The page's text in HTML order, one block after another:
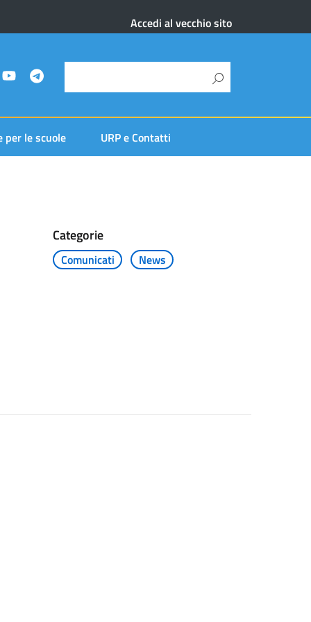
Accedi al vecchio sito
per le scuole URP e Contatti
Categorie
Comunicati News